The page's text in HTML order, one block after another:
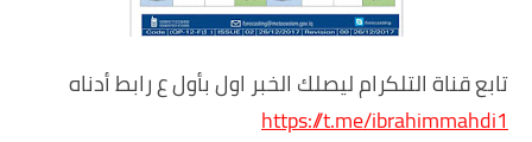
تابع قناة التلكرام ليصلك الخبر اول بأول ع رابط أدناه
https://t.me/ibrahimmahdi1